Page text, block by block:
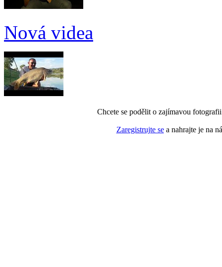
Nová videa
Chcete se podělit o zajímavou
Zaregistrujte sea nahrajte je na